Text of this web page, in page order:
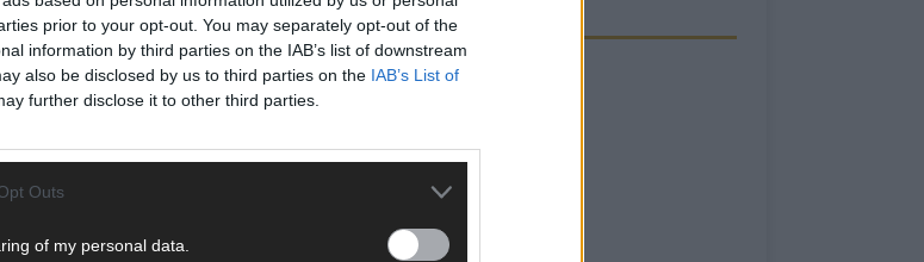
prior to your opt-out. You may separately opt-out of the
information by third parties on the IAB’s list of downstream
also be disclosed by us to third parties on the IAB’s List of
further disclose it to other third parties.
Outs
of my personal data.
ANZEIGE